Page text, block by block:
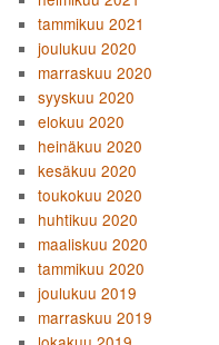
tammikuu 2021
joulukuu 2020
marraskuu 2020
syyskuu 2020
elokuu 2020
heinäkuu 2020
kesäkuu 2020
toukokuu 2020
huhtikuu 2020
maaliskuu 2020
tammikuu 2020
joulukuu 2019
marraskuu 2019